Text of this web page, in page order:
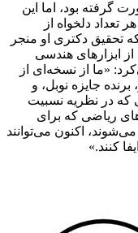
گرفته بود، اما این
تعداد دلخواه از
تحقیق دکتری او منجر
ابزارهای هندسی
«ما از نسخه‌ای از
جایزه نوبل، و
که در نظریه نسبیت
ریاضی که برای
اکنون می‌توانند
کنند.»